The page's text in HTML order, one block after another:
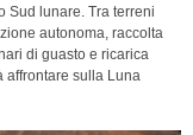
Sud lunare. Tra terreni
autonoma, raccolta
di guasto e ricarica
affrontare sulla Luna